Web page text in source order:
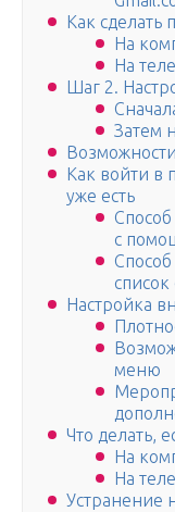
Как сделать
На
На
Шаг 2.
Затем
Как войти в
уже есть
с
Способ
список
Настройка
меню
Что делать,
На
На
Устранение